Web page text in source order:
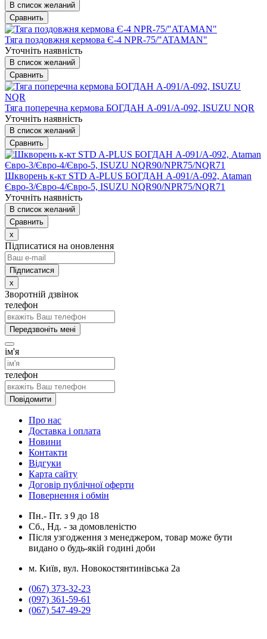
В список желаний
Сравнить
Тяга поздовжня кермова Є-4 NPR-75/"ATAMAN"
Уточніть наявність
В список желаний
Сравнить
Тяга поперечна кермова БОГДАН А-091/А-092, ISUZU NQR
Уточніть наявність
В список желаний
Сравнить
Шкворень к-кт STD A-PLUS БОГДАН А-091/А-092, Ataman
Євро-3/Євро-4/Євро-5, ISUZU NQR90/NPR75/NQR71
Уточніть наявність
В список желаний
Сравнить
x
Підписатися на оновлення
x
Зворотній дзвінок
телефон
Передзвоніть мені
ім'я
телефон
Повідомити
Про нас
Доставка і оплата
Новини
Контакти
Відгуки
Карта сайту
Договір публічної оферти
Повернення і обмін
Пн.- Пт. з 9 до 18
Сб., Нд. - за домовленістю
Після узгодження з менеджером, товар може бути
видано о будь-якій годині доби
м. Київ, вул. Новокостянтинівська 2а
(067) 373-32-23
(097) 361-59-61
(067) 547-49-29